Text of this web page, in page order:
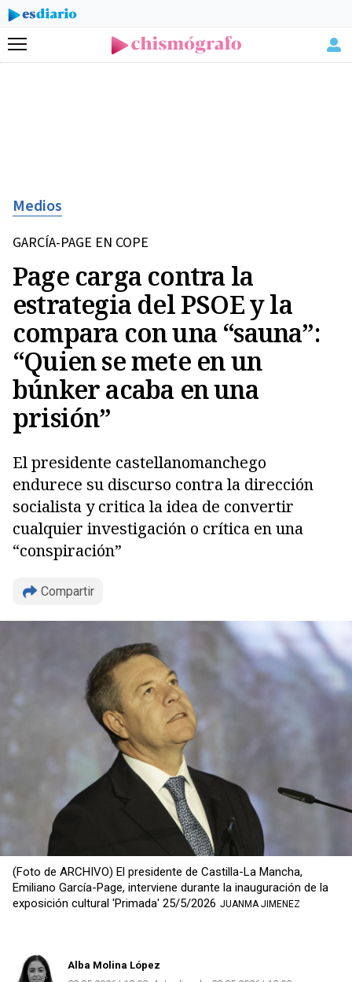
Menú
Medios
GARCÍA-PAGE EN COPE
Page carga contra la
estrategia del PSOE y la
compara con una “sauna”:
“Quien se mete en un
búnker acaba en una
prisión”
El presidente castellanomanchego
endurece su discurso contra la dirección
socialista y critica la idea de convertir
cualquier investigación o crítica en una
“conspiración”
Compartir
(Foto de ARCHIVO) El presidente de Castilla-La Mancha,
Emiliano García-Page, interviene durante la inauguración de la
exposición cultural 'Primada' 25/5/2026 JUANMA JIMENEZ
Alba Molina López